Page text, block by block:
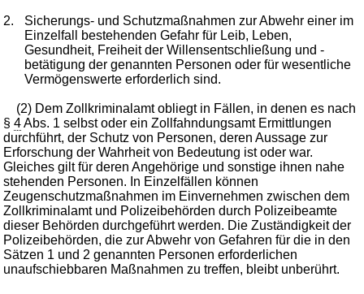
2.
Sicherungs- und Schutzmaßnahmen zur Abwehr einer im
Einzelfall bestehenden Gefahr für Leib, Leben,
Gesundheit, Freiheit der Willensentschließung und -
betätigung der genannten Personen oder für wesentliche
Vermögenswerte erforderlich sind.
(2) Dem Zollkriminalamt obliegt in Fällen, in denen es nach
§4Abs. 1 selbst oder ein Zollfahndungsamt Ermittlungen
durchführt, der Schutz von Personen, deren Aussage zur
Erforschung der Wahrheit von Bedeutung ist oder war.
Gleiches gilt für deren Angehörige und sonstige ihnen nahe
stehenden Personen. In Einzelfällen können
Zeugenschutzmaßnahmen im Einvernehmen zwischen dem
Zollkriminalamt und Polizeibehörden durch Polizeibeamte
dieser Behörden durchgeführt werden. Die Zuständigkeit der
Polizeibehörden, die zur Abwehr von Gefahren für die in den
Sätzen 1 und 2 genannten Personen erforderlichen
unaufschiebbaren Maßnahmen zu treffen, bleibt unberührt.